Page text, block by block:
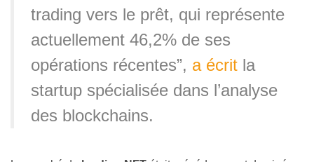
trading vers le prêt, qui représente
actuellement 46,2% de ses
opérations récentes”, a écrit la
startup spécialisée dans l’analyse
des blockchains.